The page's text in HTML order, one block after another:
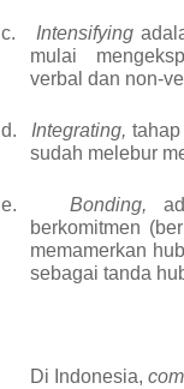
c. Intensifying
mulai
verbal dan non-
d. Integrating,
sudah melebur
e. Bonding,
berkomitmen
memamerkan
sebagai tanda
Di Indonesia,